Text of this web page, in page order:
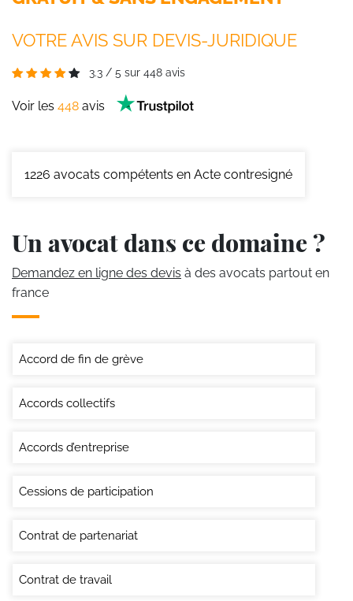
VOTRE AVIS SUR DEVIS-JURIDIQUE
3.3 / 5 sur 448 avis
Voir les 448 avis
1226 avocats compétents en Acte contresigné
Un avocat dans ce domaine ?
Demandez en ligne des devis à des avocats partout en
france
Accord de fin de grève
Accords collectifs
Accords d’entreprise
Cessions de participation
Contrat de partenariat
Contrat de travail